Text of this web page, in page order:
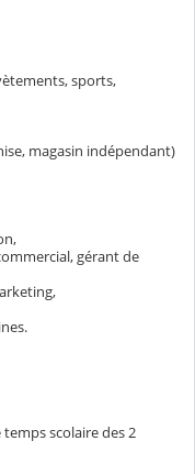
sports,
magasin indépendant)
gérant de
scolaire des 2